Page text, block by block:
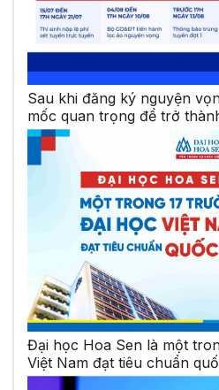
Sau khi đăng ký nguyện
mốc quan trọng để trở
Đại học Hoa Sen là một
Việt Nam đạt tiêu chuẩn